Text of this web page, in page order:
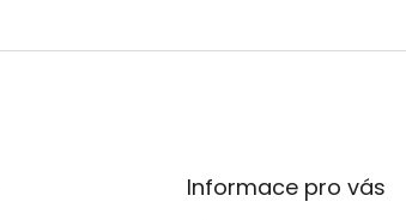
Informace pro vás